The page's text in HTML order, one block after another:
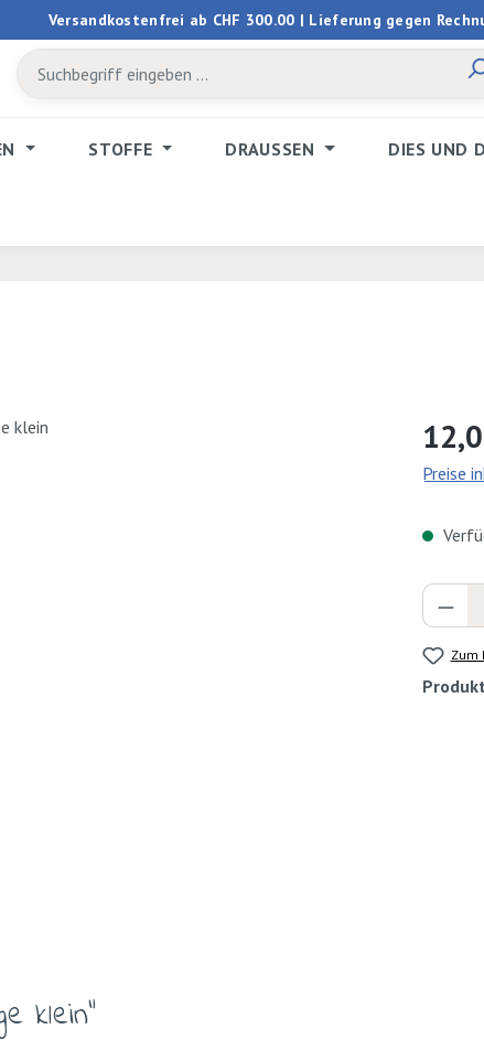
Versandkostenfrei ab CHF 300.00 | Lieferung gegen
STOFFE DRAUSSEN DIES UND
Preise
Zum
klein"